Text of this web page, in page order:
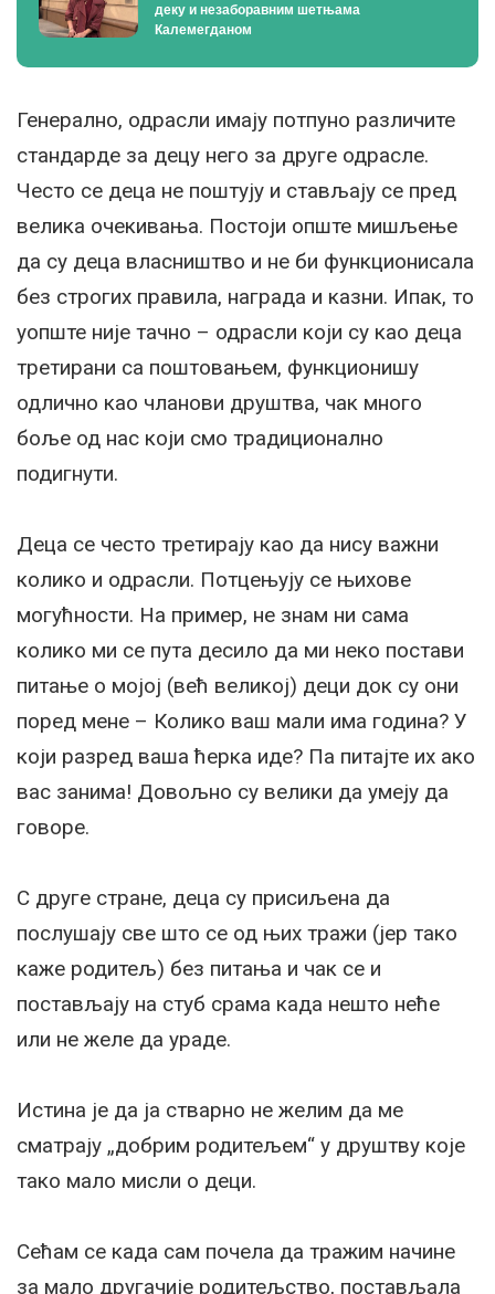
деку и незаборавним шетњама
Калемегданом
Генерално, одрасли имају потпуно различите
стандарде за децу него за друге одрасле.
Често се деца не поштују и стављају се пред
велика очекивања. Постоји опште мишљење
да су деца власништво и не би функционисала
без строгих правила, награда и казни. Ипак, то
уопште није тачно – одрасли који су као деца
третирани са поштовањем, функционишу
одлично као чланови друштва, чак много
боље од нас који смо традиционално
подигнути.
Деца се често третирају као да нису важни
колико и одрасли. Потцењују се њихове
могућности. На пример, не знам ни сама
колико ми се пута десило да ми неко постави
питање о мојој (већ великој) деци док су они
поред мене – Колико ваш мали има година? У
који разред ваша ћерка иде? Па питајте их ако
вас занима! Довољно су велики да умеју да
говоре.
С друге стране, деца су присиљена да
послушају све што се од њих тражи (јер тако
каже родитељ) без питања и чак се и
постављају на стуб срама када нешто неће
или не желе да ураде.
Истина је да ја стварно не желим да ме
сматрају „добрим родитељем“ у друштву које
тако мало мисли о деци.
Сећам се када сам почела да тражим начине
за мало другачије родитељство, постављала